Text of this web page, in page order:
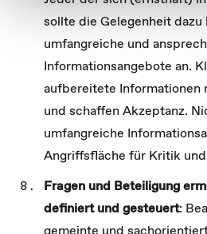
Partner führen diese
weiteren Daten zusammen, die
haben oder die sie im Rahmen
gesammelt haben.
sollte die Gelegenheit dazu
umfangreiche und
Informationsangebote an.
aufbereitete Informationen
und schaffen Akzeptanz.
umfangreiche
Angriffsfläche für Kritik
Fragen und Beteiligung
definiert und gesteuert: